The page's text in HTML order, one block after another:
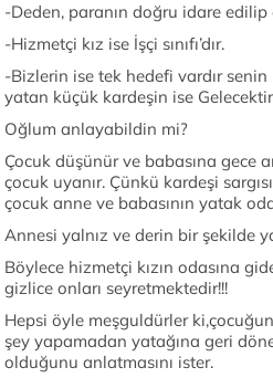
-Deden, paranın doğru idare
-Hizmetçi kız ise İşçi sınıfı’dır.
-Bizlerin ise tek hedefi vardır senin
yatan küçük kardeşin ise
Oğlum anlayabildin mi?
Çocuk düşünür ve babasına gece
çocuk uyanır. Çünkü kardeşi
çocuk anne ve babasının yatak
Annesi yalnız ve derin bir şekilde
Böylece hizmetçi kızın odasına
gizlice onları seyretmektedir!!!
Hepsi öyle meşguldürler
şey yapamadan yatağına geri
olduğunu anlatmasını ister.